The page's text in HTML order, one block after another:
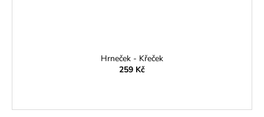
Hrneček - Křeček
259 Kč